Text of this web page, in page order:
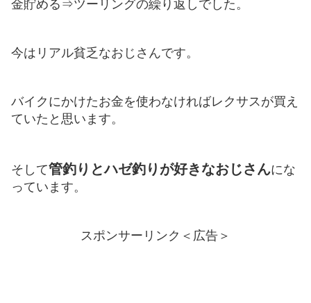
金貯める⇒ツーリングの繰り返しでした。
今はリアル貧乏なおじさんです。
バイクにかけたお金を使わなければレクサスが買え
ていたと思います。
そして管釣りとハゼ釣りが好きなおじさんにな
っています。
スポンサーリンク＜広告＞